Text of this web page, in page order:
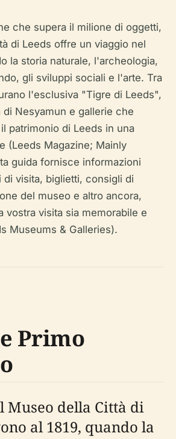
che supera il milione di oggetti,
di Leeds offre un viaggio nel
la storia naturale, l'archeologia,
gli sviluppi sociali e l'arte. Tra
l'esclusiva "Tigre di Leeds",
di Nesyamun e gallerie che
patrimonio di Leeds in una
(Leeds Magazine; Mainly
guida fornisce informazioni
di visita, biglietti, consigli di
del museo e altro ancora,
vostra visita sia memorabile e
Museums & Galleries).
Primo
Museo della Città di
al 1819, quando la